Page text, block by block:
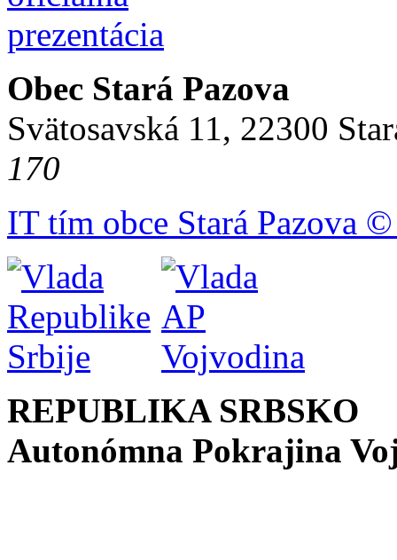
Obec Stará Pazova
Svätosavská 11, 22300
170
IT tím obce Stará Pazova
REPUBLIKA SRBSKO
Autonómna Pokrajina